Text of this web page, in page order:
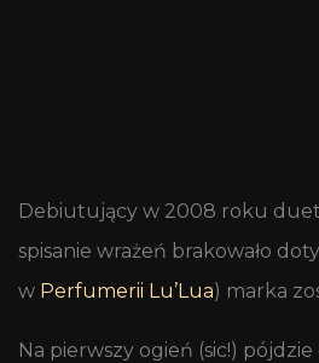
Debiutujący w 2008 roku duet
spisanie wrażeń brakowało
w Perfumerii Lu’Lua) marka
Na pierwszy ogień (sic!)